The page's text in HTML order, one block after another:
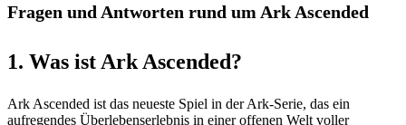
Fragen und Antworten rund um Ark Ascended
1. Was ist Ark Ascended?
Ark Ascended ist das neueste Spiel in der Ark-Serie, das ein
aufregendes Überlebenserlebnis in einer offenen Welt voller